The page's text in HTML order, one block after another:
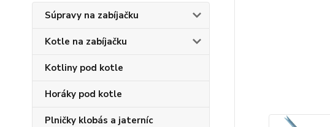
Súpravy na zabíjačku
Kotle na zabíjačku
Kotliny pod kotle
Horáky pod kotle
Plničky klobás a jaterníc